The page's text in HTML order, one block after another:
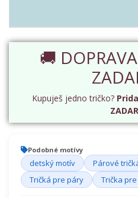
🚚
Kupuješ jedno tričko?
Podobné motívy
detský motív Párové
Tričká pre páry
Trička